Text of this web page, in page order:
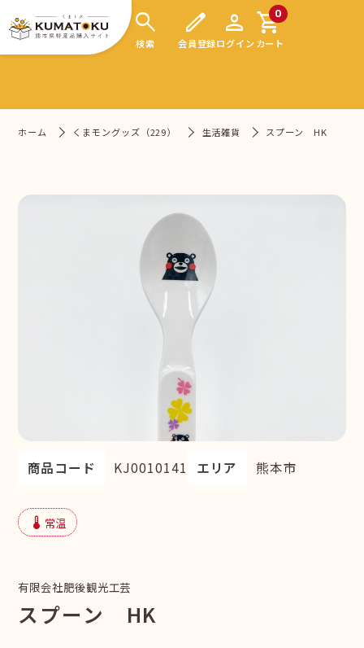
search
検索
edit
会員登録
person
ログイン
0
shopping_cart
カート
ホーム くまモングッズ（229） 生活雑貨 スプーン HK
商品コード KJ0010141 エリア 熊本市
device_thermostat 常温
有限会社肥後観光工芸
スプーン HK